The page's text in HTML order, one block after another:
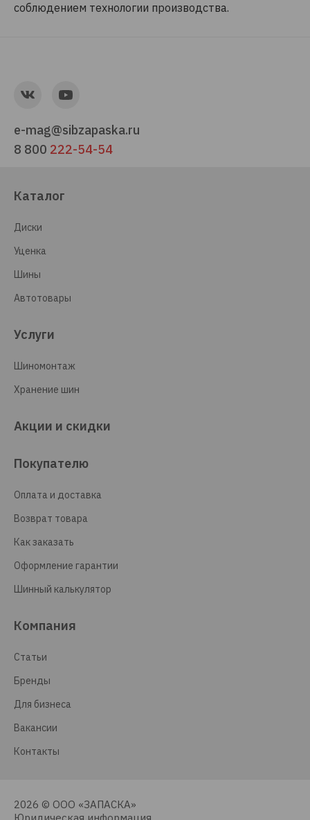
соблюдением технологии производства.
e-mag@sibzapaska.ru
8 800 222-54-54
Каталог
Диски
Уценка
Шины
Автотовары
Услуги
Шиномонтаж
Хранение шин
Акции и скидки
Покупателю
Оплата и доставка
Возврат товара
Как заказать
Оформление гарантии
Шинный калькулятор
Компания
Статьи
Бренды
Для бизнеса
Вакансии
Контакты
2026 © ООО «ЗАПАСКА»